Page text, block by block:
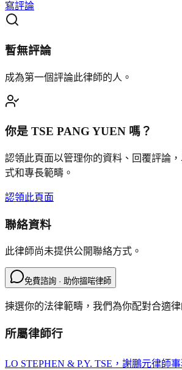
寫評論
暫無評論
成為第一個評論此律師的人。
你是 TSE PANG YUEN 嗎？
認領此頁面以管理你的資料、回覆評論
式和專長範疇。
認領此頁面
聯絡資料
此律師尚未提供公開聯絡方式。
免費諮詢 · 助你搵啱律師
揀選你的法律範疇，我們為你配對合適律
所屬律師行
LO STEPHEN & P.Y. TSE ，謝鵬元律師